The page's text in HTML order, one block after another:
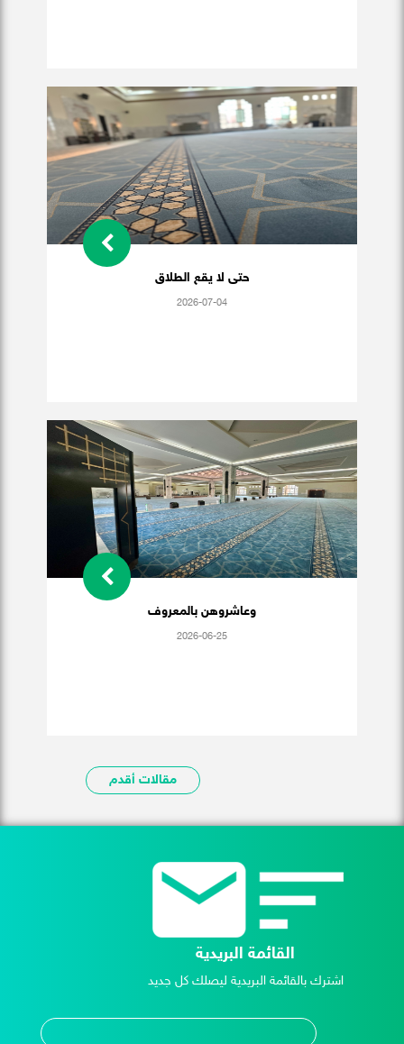
حتى لا يقع الطلاق
2026-07-04
وعاشروهن بالمعروف
2026-06-25
مقالات أقدم
القائمة البريدية
اشترك بالقائمة البريدية ليصلك كل جديد